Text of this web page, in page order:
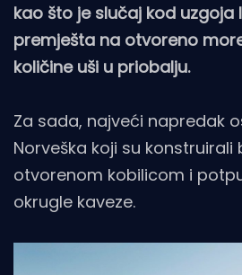
kao što je slučaj kod uzgoja
premješta na otvoreno
količine uši u priobalju.
Za sada, najveći napredak
Norveška koji su konstruirali
otvorenom kobilicom i
okrugle kaveze.